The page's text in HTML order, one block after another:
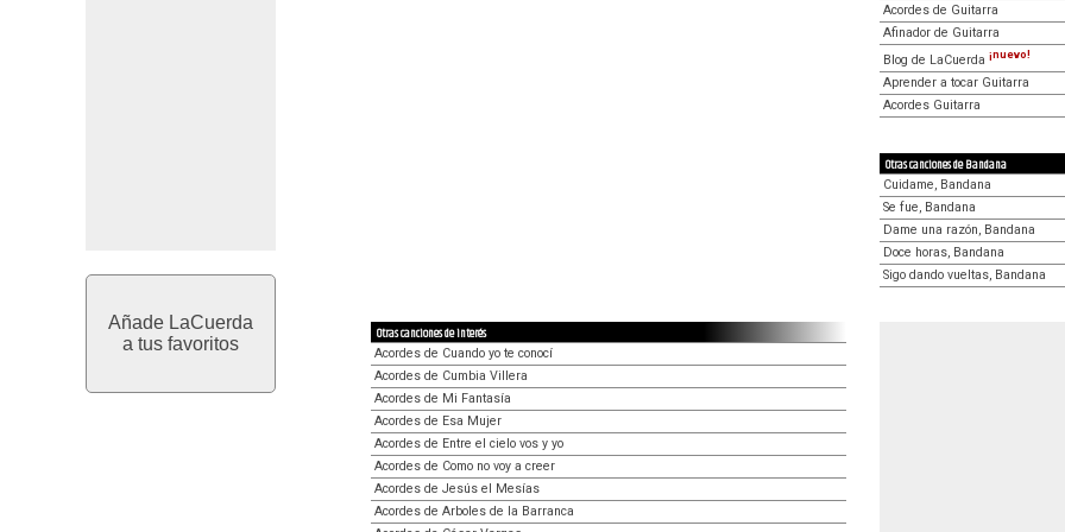
Añade LaCuerda
a tus favoritos
Acordes de Guitarra
Afinador de Guitarra
Blog de LaCuerda ¡nuevo!
Aprender a tocar Guitarra
Acordes Guitarra
Otras canciones de Bandana
Cuidame, Bandana
Se fue, Bandana
Dame una razón, Bandana
Doce horas, Bandana
Sigo dando vueltas, Bandana
Otras canciones de interés
Acordes de Cuando yo te conocí
Acordes de Cumbia Villera
Acordes de Mi Fantasía
Acordes de Esa Mujer
Acordes de Entre el cielo vos y yo
Acordes de Como no voy a creer
Acordes de Jesús el Mesías
Acordes de Arboles de la Barranca